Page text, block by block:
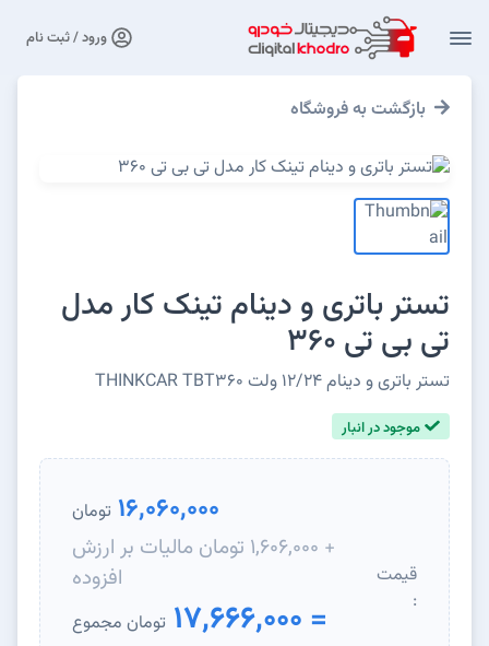
ورود / ثبت نام
بازگشت به فروشگاه
تستر باتری و دینام تینک کار مدل
تی بی تی 360
تستر باتری و دینام ۱۲/۲۴ ولت THINKCAR TBT360
موجود در انبار
قیمت
:
16,060,000 تومان
+ 1,606,000 تومان مالیات بر ارزش
افزوده
= 17,666,000
تومان مجموع